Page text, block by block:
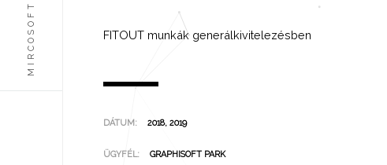
FITOUT munkák generálkivitelezésben
DÁTUM: 2018, 2019
ÜGYFÉL: GRAPHISOFT PARK